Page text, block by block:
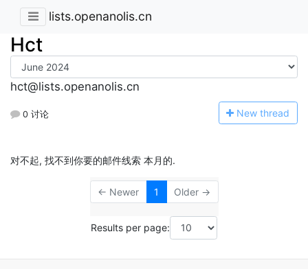
lists.openanolis.cn
Hct
hct@lists.openanolis.cn
0 讨论 New thread
对不起, 找不到你要的邮件线索 本月的.
← Newer 1 Older →
Results per page: